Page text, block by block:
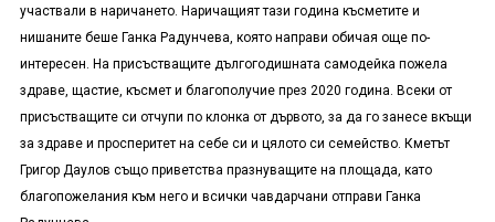
участвали в наричането. Наричащият тази година късметите и
нишаните беше Ганка Радунчева, която направи обичая още по-
интересен. На присъстващите дългогодишната самодейка пожела
здраве, щастие, късмет и благополучие през 2020 година. Всеки от
присъстващите си отчупи по клонка от дървото, за да го занесе вкъщи
за здраве и просперитет на себе си и цялото си семейство. Кметът
Григор Даулов също приветства празнуващите на площада, като
благопожелания към него и всички чавдарчани отправи Ганка